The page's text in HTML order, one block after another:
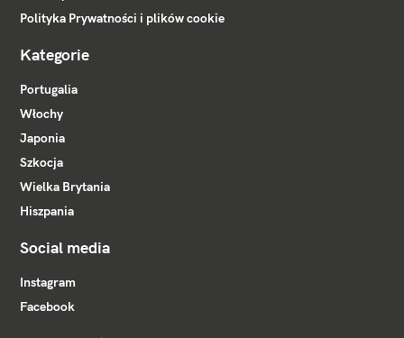
Polityka Prywatności i plików cookie
Kategorie
Portugalia
Włochy
Japonia
Szkocja
Wielka Brytania
Hiszpania
Social media
Instagram
Facebook